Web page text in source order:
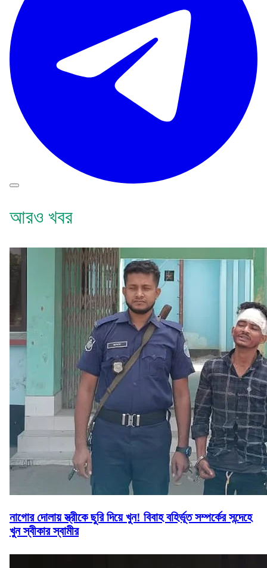
আরও খবর
নাগোর দোলায় স্ত্রীকে ছুরি দিয়ে খুন! বিবাহ বহির্ভূত সম্পর্কের সন্দেহে
খুন স্বীকার স্বামীর